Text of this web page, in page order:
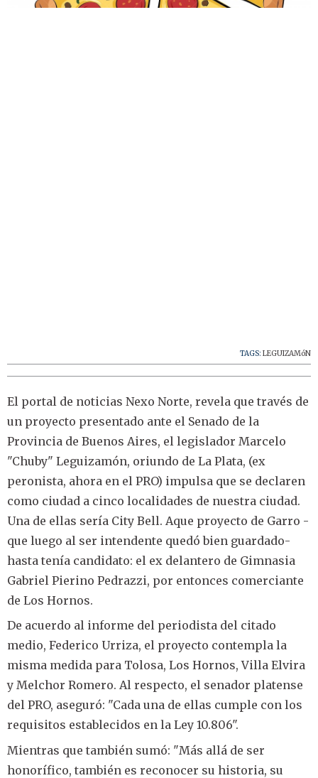
TAGS: LEGUIZAMóN
El portal de noticias Nexo Norte, revela que través de
un proyecto presentado ante el Senado de la
Provincia de Buenos Aires, el legislador Marcelo
"Chuby" Leguizamón, oriundo de La Plata, (ex
peronista, ahora en el PRO) impulsa que se declaren
como ciudad a cinco localidades de nuestra ciudad.
Una de ellas sería City Bell. Aque proyecto de Garro -
que luego al ser intendente quedó bien guardado-
hasta tenía candidato: el ex delantero de Gimnasia
Gabriel Pierino Pedrazzi, por entonces comerciante
de Los Hornos.
De acuerdo al informe del periodista del citado
medio, Federico Urriza, el proyecto contempla la
misma medida para Tolosa, Los Hornos, Villa Elvira
y Melchor Romero. Al respecto, el senador platense
del PRO, aseguró: "Cada una de ellas cumple con los
requisitos establecidos en la Ley 10.806".
Mientras que también sumó: "Más allá de ser
honorífico, también es reconocer su historia, su